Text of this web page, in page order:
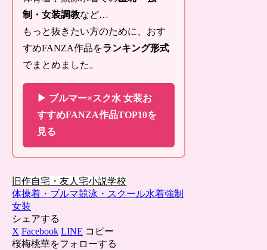
制・女装調教など…
もっと抜きたい方のために、おす
すめFANZA作品をランキング形式
でまとめました。
▶ ブルマー×スク水 女装お
すすめFANZA作品TOP10を
見る
旧作自宅・友人宅小説学校
体操着・ブルマ競泳・スクール水着強制
女装
シェアする
X Facebook LINE コピー
桜梅桃華をフォローする